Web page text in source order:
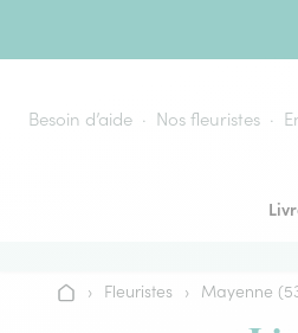
Besoin d’aide Nos fleuristes
Accueil
› Fleuristes › Mayenne